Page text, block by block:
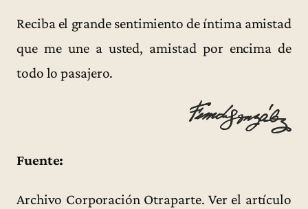
Reciba el grande sentimiento de íntima amistad
que me une a usted, amistad por encima de
todo lo pasajero.
Fuente:
Archivo Corporación Otraparte. Ver el artículo